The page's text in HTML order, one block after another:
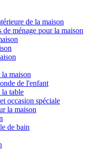
de la maison
ménage pour la maison
maison
de l'enfant
la table
occasion spéciale
la maison
de bain